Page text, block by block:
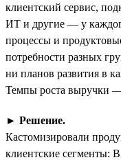
клиентский сервис,
ИТ и другие — у
процессы и
потребности разных
ни планов развития в
Темпы роста выручки —
► Решение.
Кастомизировали
клиентские сегменты: